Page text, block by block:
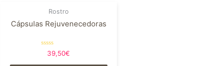
Rostro
Cápsulas Rejuvenecedoras
Valorado
0
39,50€